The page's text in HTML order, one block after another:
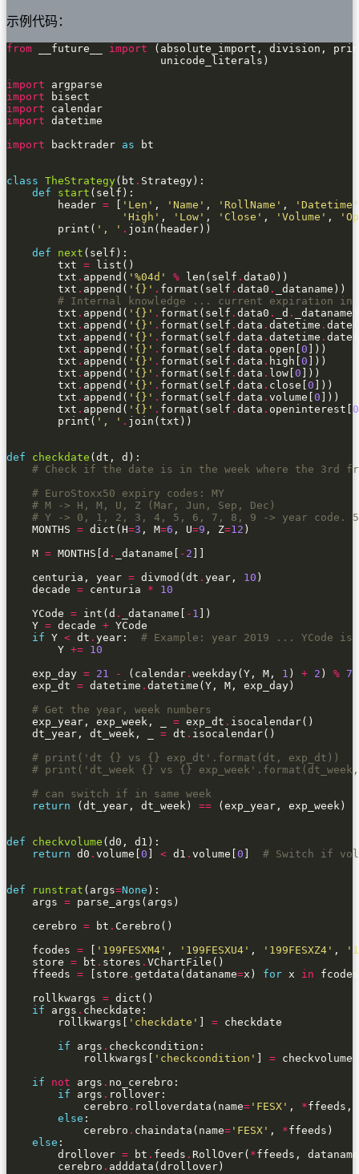
示例代码：
from __future__ import
import
import
import
import
import backtrader as
class TheStrategy(bt .
def
start
        header
= 'Len' , 'Name' , 'RollName' ,
'Datetime'
'High' , 'Low' , 'Close' , 'Volume' ,
        print(
', ' .
def
next
        txt
=
        txt
. append( ' %04d ' % len(self .
        txt
. append( ' {} ' . format(self . data0 .
# Internal knowledge ... current expiration in
        txt
. append( ' {} ' . format(self . data0 . _d .
        txt
. append( ' {} ' . format(self . data . datetime .
        txt
. append( ' {} ' . format(self . data . datetime .
        txt
. append( ' {} ' . format(self . data . open[ 0
        txt
. append( ' {} ' . format(self . data . high[ 0
        txt
. append( ' {} ' . format(self . data . low[ 0
        txt
. append( ' {} ' . format(self . data . close[ 0
        txt
. append( ' {} ' . format(self . data . volume[ 0
        txt
. append( ' {} ' . format(self . data . openinterest[ 0
        print(
', ' .
def checkdate
# Check if the date is in the week where the 3rd
# EuroStoxx50 expiry codes: MY
# M -> H, M, U, Z (Mar, Jun, Sep, Dec)
# Y -> 0, 1, 2, 3, 4, 5, 6, 7, 8, 9 -> year code. 5
    MONTHS
= dict(H=3 , M=6 , U=9 , Z=12
    M
= MONTHS[d . _dataname[ - 2
    centuria, year
= divmod(dt . year, 10
    decade
= centuria *
10
    YCode
= int(d . _dataname[ - 1
    Y
= decade +
if Y < dt . year: # Example: year 2019 ... YCode is
        Y
+= 10
    exp_day
= 21 - (calendar . weekday(Y, M, 1 ) + 2 ) % 7
    exp_dt
= datetime .
# Get the year, week numbers
    exp_year, exp_week, _
= exp_dt .
    dt_year, dt_week, _
= dt .
# print('dt {} vs {} exp_dt'.format(dt, exp_dt))
# print('dt_week {} vs {} exp_week'.format(dt_week,
# can switch if in same week
return (dt_year, dt_week) ==
def checkvolume
return d0 . volume[ 0 < d1 . volume[ 0 # Switch if
def runstrat (args=None
    args
=
    cerebro
= bt .
    fcodes
= '199FESXM4' , '199FESXU4' , '199FESXZ4' ,
    store
= bt . stores .
    ffeeds
= [store . getdata(dataname=x) for x in
    rollkwargs
=
if args .
        rollkwargs[
'checkdate' =
if args .
            rollkwargs[
'checkcondition' =
if
not args .
if args .
            cerebro
. rolloverdata(name= 'FESX' , *ffeeds,
else
            cerebro
. chaindata(name= 'FESX' , *
else
        drollover
= bt . feeds . RollOver( *ffeeds, dataname
        cerebro
.